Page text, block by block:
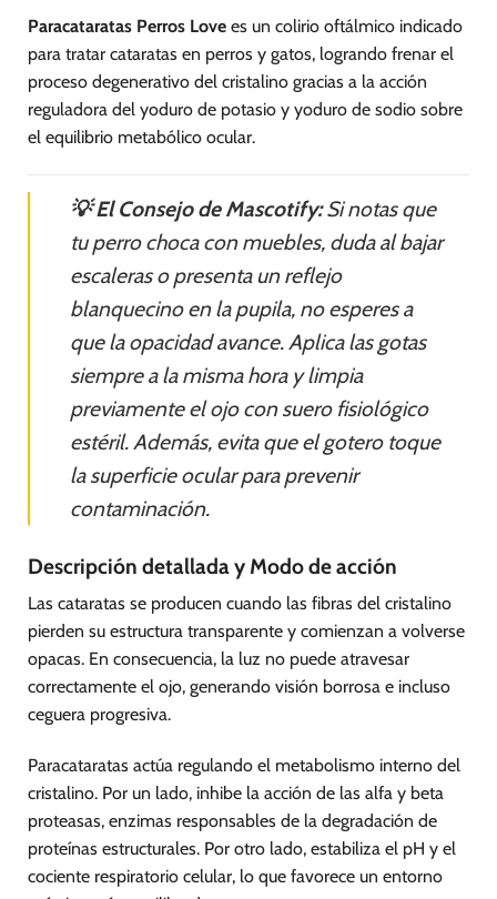
Paracataratas Perros Love es un colirio oftálmico indicado
para tratar cataratas en perros y gatos, logrando frenar el
proceso degenerativo del cristalino gracias a la acción
reguladora del yoduro de potasio y yoduro de sodio sobre
el equilibrio metabólico ocular.
💡 El Consejo de Mascotify:Si notas que
tu perro choca con muebles, duda al bajar
escaleras o presenta un reflejo
blanquecino en la pupila, no esperes a
que la opacidad avance. Aplica las gotas
siempre a la misma hora y limpia
previamente el ojo con suero fisiológico
estéril. Además, evita que el gotero toque
la superficie ocular para prevenir
contaminación.
Descripción detallada y Modo de acción
Las cataratas se producen cuando las fibras del cristalino
pierden su estructura transparente y comienzan a volverse
opacas. En consecuencia, la luz no puede atravesar
correctamente el ojo, generando visión borrosa e incluso
ceguera progresiva.
Paracataratas actúa regulando el metabolismo interno del
cristalino. Por un lado, inhibe la acción de las alfa y beta
proteasas, enzimas responsables de la degradación de
proteínas estructurales. Por otro lado, estabiliza el pH y el
cociente respiratorio celular, lo que favorece un entorno